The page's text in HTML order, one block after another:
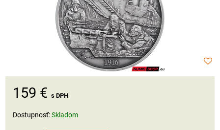
159 € s DPH
Dostupnosť:Skladom